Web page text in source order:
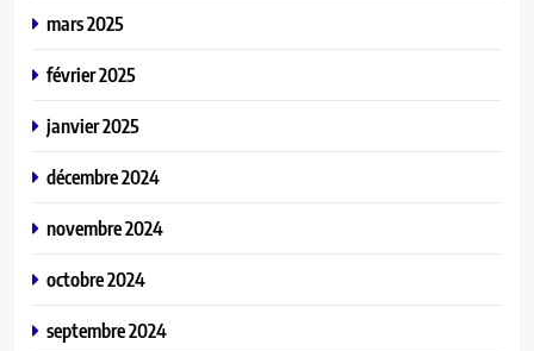
mars 2025
février 2025
janvier 2025
décembre 2024
novembre 2024
octobre 2024
septembre 2024